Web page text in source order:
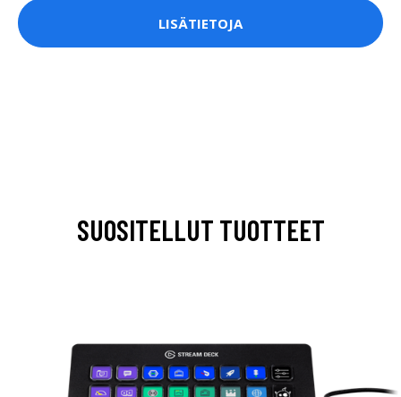
LISÄTIETOJA
SUOSITELLUT TUOTTEET